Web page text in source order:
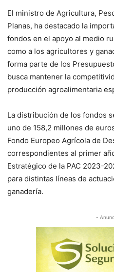
El ministro de Agricultura,
Planas, ha destacado la
fondos en el apoyo al medio
como a los agricultores y
forma parte de los
busca mantener la
producción agroalimentaria
La distribución de los fondos
uno de 158,2 millones de
Fondo Europeo Agrícola de
correspondientes al primer
Estratégico de la PAC 2023-
para distintas líneas de
ganadería.
-